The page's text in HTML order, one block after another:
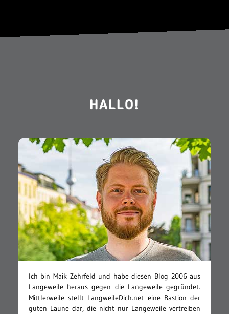
HALLO!
Ich bin Maik Zehrfeld und habe diesen Blog 2006 aus
Langeweile heraus gegen die Langeweile gegründet.
Mittlerweile stellt LangweileDich.net eine Bastion der
guten Laune dar, die nicht nur Langeweile vertreiben